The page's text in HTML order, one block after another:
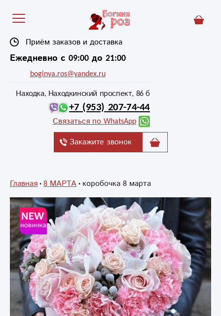
Приём заказов и доставка
Ежедневно с 09:00 до 21:00
boginya.ros@yandex.ru
Находка, Находкинский проспект, 86 б
+7 (953) 207-74-44
Связаться по WhatsApp
Закажите звонок
Главная 8 МАРТА коробочка 8 марта